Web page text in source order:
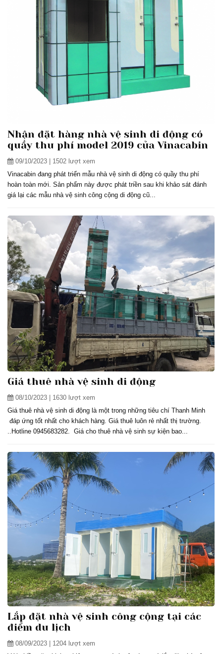
Nhận đặt hàng nhà vệ sinh di động có
quầy thu phí model 2019 của Vinacabin
09/10/2023 | 1502 lượt xem
Vinacabin đang phát triển mẫu nhà vệ sinh di động có quầy thu phí
hoàn toàn mới. Sản phẩm này được phát triền sau khi khảo sát đánh
giá lại các mẫu nhà vệ sinh công cộng di động cũ...
Giá thuê nhà vệ sinh di động
08/10/2023 | 1630 lượt xem
Giá thuê nhà vệ sinh di động là một trong những tiêu chí Thanh Minh
đáp ứng tốt nhất cho khách hàng. Giá thuê luôn rẻ nhất thị trường.
..Hotline 0945683282. Giá cho thuê nhà vệ sinh sự kiện bao...
Lắp đặt nhà vệ sinh công cộng tại các
điểm du lịch
08/09/2023 | 1204 lượt xem